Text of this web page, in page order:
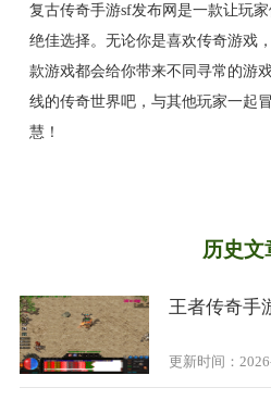
复古传奇手游sf发布网是一款让玩
绝佳选择。无论你是喜欢传奇游戏
款游戏都会给你带来不同寻常的游
线的传奇世界吧，与其他玩家一起
慧！
历史文
王者传奇手
更新时间：